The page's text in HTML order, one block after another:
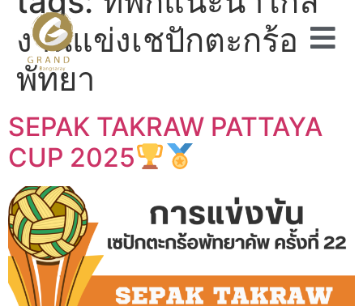
งานแข่งเชปักตะกร้อ
พัทยา
SEPAK TAKRAW PATTAYA
CUP 2025